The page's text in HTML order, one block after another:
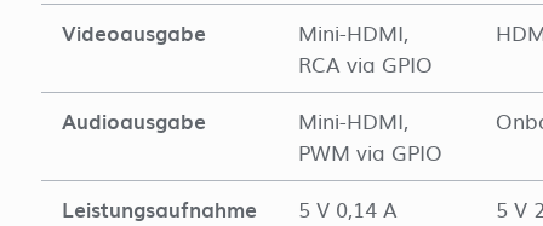
Videoausgabe
Mini-HDMI,
RCA via GPIO
Audioausgabe
Mini-HDMI,
PWM via GPIO
Leistungsaufnahme 5 V 0,14 A 5 V